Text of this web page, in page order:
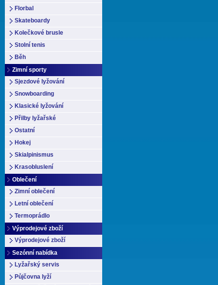
Florbal
Skateboardy
Kolečkové brusle
Stolní tenis
Běh
Zimní sporty
Sjezdové lyžování
Snowboarding
Klasické lyžování
Přilby lyžařské
Ostatní
Hokej
Skialpinismus
Krasobluslení
Oblečení
Zimní oblečení
Letní oblečení
Termoprádlo
Výprodejové zboží
Výprodejové zboží
Sezónní nabídka
Lyžařský servis
Půjčovna lyží